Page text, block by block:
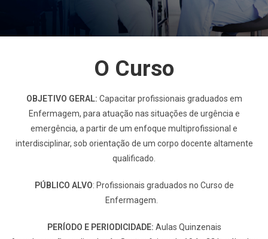
O Curso
OBJETIVO GERAL: Capacitar profissionais graduados em
Enfermagem, para atuação nas situações de urgência e
emergência, a partir de um enfoque multiprofissional e
interdisciplinar, sob orientação de um corpo docente altamente
qualificado.
PÚBLICO ALVO: Profissionais graduados no Curso de
Enfermagem.
PERÍODO E PERIODICIDADE: Aulas Quinzenais